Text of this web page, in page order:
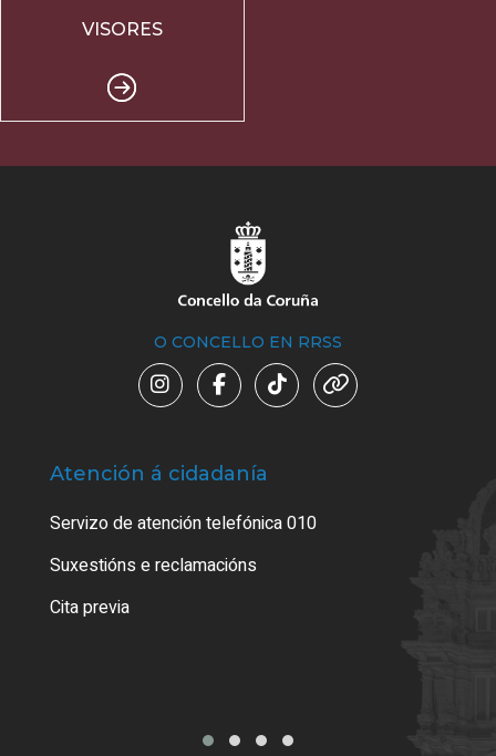
VISORES
O CONCELLO EN RRSS
Atención á cidadanía
Servizo de atención telefónica 010
Suxestións e reclamacións
Cita previa